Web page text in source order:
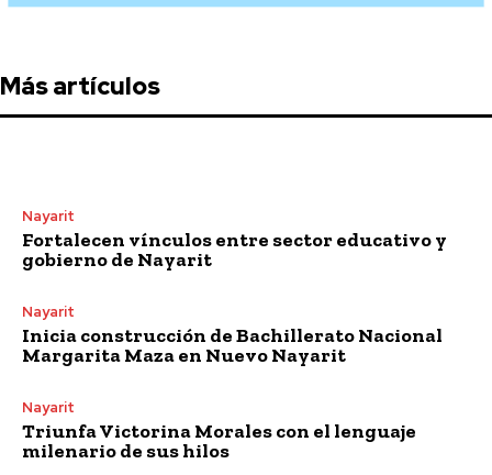
Más artículos
Nayarit
Fortalecen vínculos entre sector educativo y
gobierno de Nayarit
Nayarit
Inicia construcción de Bachillerato Nacional
Margarita Maza en Nuevo Nayarit
Nayarit
Triunfa Victorina Morales con el lenguaje
milenario de sus hilos